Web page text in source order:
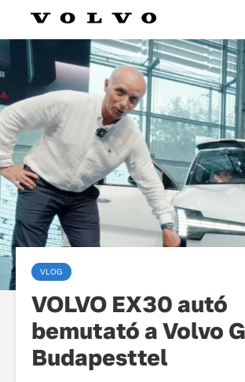
VLOG
VOLVO EX30 autó
bemutató a Volvo
Budapesttel